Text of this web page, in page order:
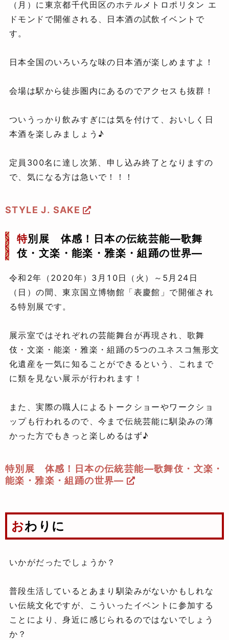
（月）に東京都千代田区のホテルメトロポリタン エ
ドモンドで開催される、日本酒の試飲イベントで
す。
日本全国のいろいろな味の日本酒が楽しめますよ！
会場は駅から徒歩圏内にあるのでアクセスも抜群！
ついうっかり飲みすぎには気を付けて、おいしく日
本酒を楽しみましょう♪
定員300名に達し次第、申し込み終了となりますの
で、気になる方は急いで！！！
STYLE J. SAKE
特別展 体感！日本の伝統芸能―歌舞
伎・文楽・能楽・雅楽・組踊の世界―
令和2年（2020年）3月10日（火）～5月24日
（日）の間、東京国立博物館「表慶館」で開催され
る特別展です。
展示室ではそれぞれの芸能舞台が再現され、歌舞
伎・文楽・能楽・雅楽・組踊の5つのユネスコ無形文
化遺産を一気に知ることができるという、これまで
に類を見ない展示が行われます！
また、実際の職人によるトークショーやワークショ
ップも行われるので、今まで伝統芸能に馴染みの薄
かった方でもきっと楽しめるはず♪
特別展 体感！日本の伝統芸能―歌舞伎・文楽・
能楽・雅楽・組踊の世界―
おわりに
いかがだったでしょうか？
普段生活しているとあまり馴染みがないかもしれな
い伝統文化ですが、こういったイベントに参加する
ことにより、身近に感じられるのではないでしょう
か？